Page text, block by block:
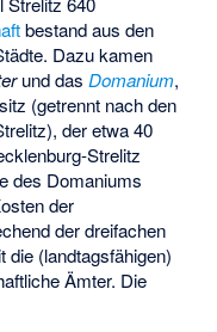
bestand aus den
Dazu kamen
und dasDomanium,
(getrennt nach den
der etwa 40
Strelitz
des Domaniums
der
der dreifachen
die (landtagsfähigen)
Ämter. Die